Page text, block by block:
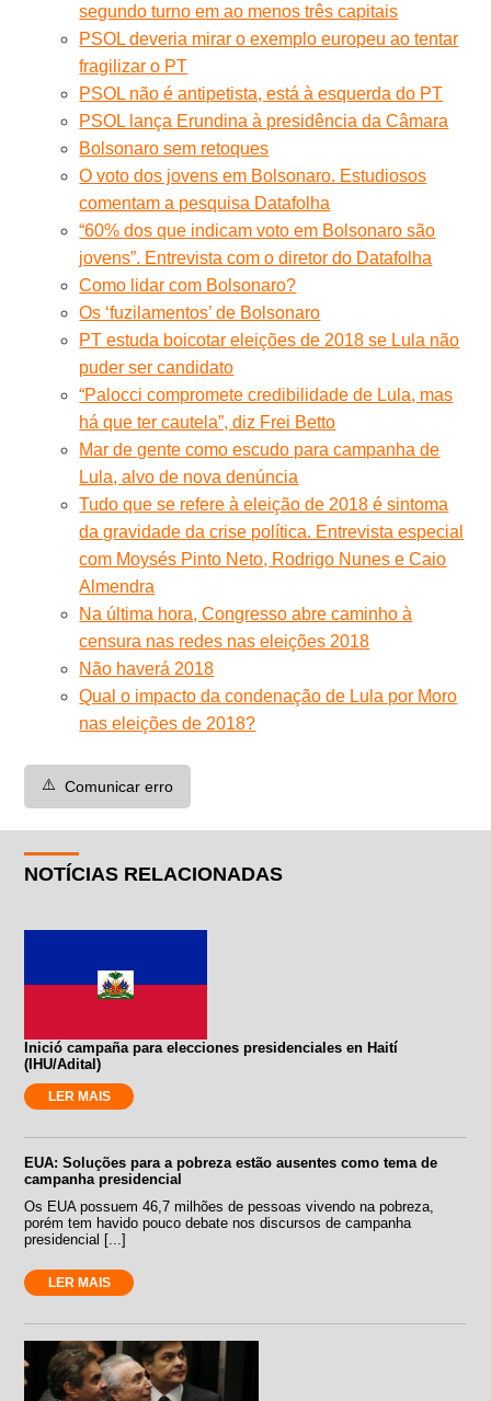
segundo turno em ao menos três capitais
PSOL deveria mirar o exemplo europeu ao tentar
fragilizar o PT
PSOL não é antipetista, está à esquerda do PT
PSOL lança Erundina à presidência da Câmara
Bolsonaro sem retoques
O voto dos jovens em Bolsonaro. Estudiosos
comentam a pesquisa Datafolha
“60% dos que indicam voto em Bolsonaro são
jovens”. Entrevista com o diretor do Datafolha
Como lidar com Bolsonaro?
Os ‘fuzilamentos’ de Bolsonaro
PT estuda boicotar eleições de 2018 se Lula não
puder ser candidato
“Palocci compromete credibilidade de Lula, mas
há que ter cautela”, diz Frei Betto
Mar de gente como escudo para campanha de
Lula, alvo de nova denúncia
Tudo que se refere à eleição de 2018 é sintoma
da gravidade da crise política. Entrevista especial
com Moysés Pinto Neto, Rodrigo Nunes e Caio
Almendra
Na última hora, Congresso abre caminho à
censura nas redes nas eleições 2018
Não haverá 2018
Qual o impacto da condenação de Lula por Moro
nas eleições de 2018?
⚠️ Comunicar erro
NOTÍCIAS RELACIONADAS
Inició campaña para elecciones presidenciales en Haití
(IHU/Adital)
LER MAIS
EUA: Soluções para a pobreza estão ausentes como tema de
campanha presidencial
Os EUA possuem 46,7 milhões de pessoas vivendo na pobreza,
porém tem havido pouco debate nos discursos de campanha
presidencial [...]
LER MAIS